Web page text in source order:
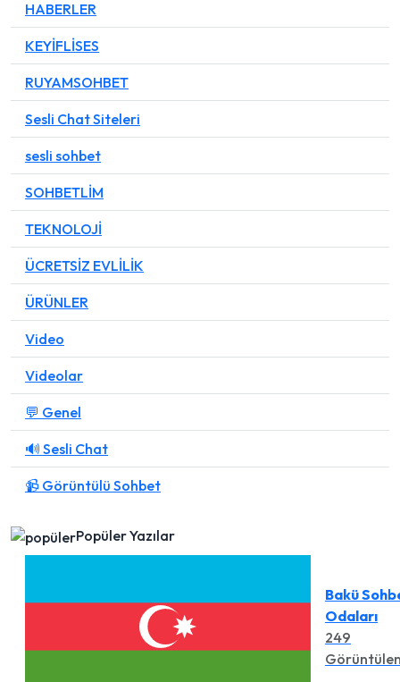
HABERLER
KEYİFLİSES
RUYAMSOHBET
Sesli Chat Siteleri
sesli sohbet
SOHBETLİM
TEKNOLOJİ
ÜCRETSİZ EVLİLİK
ÜRÜNLER
Video
Videolar
💬 Genel
🔊 Sesli Chat
📹 Görüntülü Sohbet
Popüler Yazılar
Bakü
Odaları
249